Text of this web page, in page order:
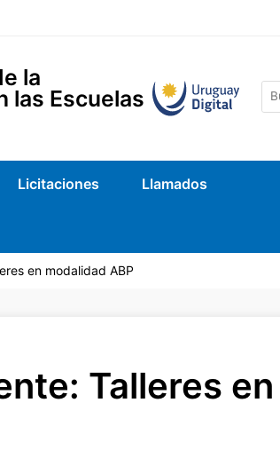
la
las Escuelas
Licitaciones Llamados
en modalidad ABP
Talleres